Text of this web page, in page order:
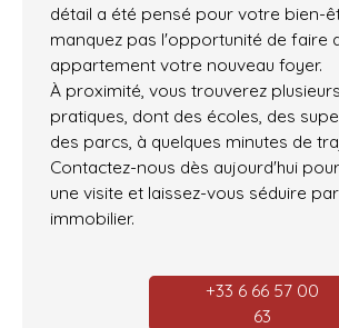
détail a été pensé pour votre bien-
manquez pas l'opportunité de faire
appartement votre nouveau foyer.
À proximité, vous trouverez
pratiques, dont des écoles, des
des parcs, à quelques minutes de
Contactez-nous dès aujourd'hui
une visite et laissez-vous séduire
immobilier.
+33 6 66 57 00
63